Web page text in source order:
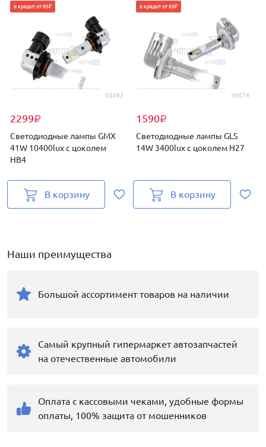
.03082
2299₽
в кредит от 95₽
Светодиодные лампы GMX
41W 10400lux с цоколем
HB4
В корзину
.03074
1590₽
в кредит от 65₽
Светодиодные лампы GLS
14W 3400lux с цоколем H27
В корзину
Наши преимущества
Большой ассортимент товаров на наличии
Самый крупный гипермаркет автозапчастей
на отечественные автомобили
Оплата с кассовыми чеками, удобные формы
оплаты, 100% защита от мошенников